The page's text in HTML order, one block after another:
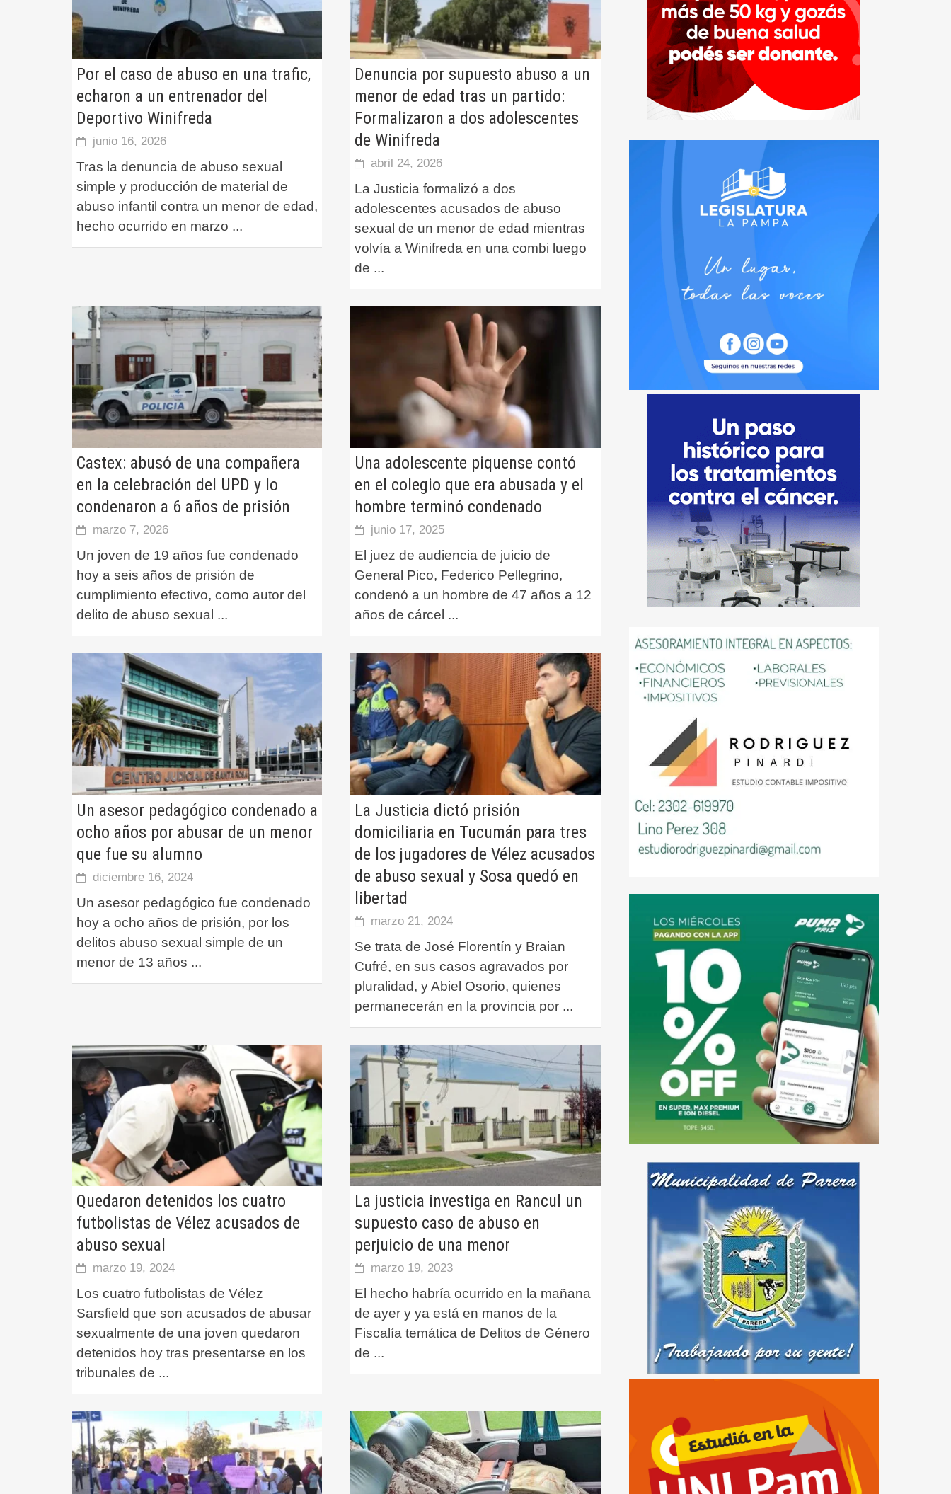
Por el caso de abuso en una trafic,
echaron a un entrenador del
Deportivo Winifreda
junio 16, 2026
Tras la denuncia de abuso sexual
simple y producción de material de
abuso infantil contra un menor de edad,
hecho ocurrido en marzo ...
Denuncia por supuesto abuso a un
menor de edad tras un partido:
Formalizaron a dos adolescentes
de Winifreda
abril 24, 2026
La Justicia formalizó a dos
adolescentes acusados de abuso
sexual de un menor de edad mientras
volvía a Winifreda en una combi luego
de ...
Castex: abusó de una compañera
en la celebración del UPD y lo
condenaron a 6 años de prisión
marzo 7, 2026
Un joven de 19 años fue condenado
hoy a seis años de prisión de
cumplimiento efectivo, como autor del
delito de abuso sexual ...
Una adolescente piquense contó
en el colegio que era abusada y el
hombre terminó condenado
junio 17, 2025
El juez de audiencia de juicio de
General Pico, Federico Pellegrino,
condenó a un hombre de 47 años a 12
años de cárcel ...
Un asesor pedagógico condenado a
ocho años por abusar de un menor
que fue su alumno
diciembre 16, 2024
Un asesor pedagógico fue condenado
hoy a ocho años de prisión, por los
delitos abuso sexual simple de un
menor de 13 años ...
La Justicia dictó prisión
domiciliaria en Tucumán para tres
de los jugadores de Vélez acusados
de abuso sexual y Sosa quedó en
libertad
marzo 21, 2024
Se trata de José Florentín y Braian
Cufré, en sus casos agravados por
pluralidad, y Abiel Osorio, quienes
permanecerán en la provincia por ...
Quedaron detenidos los cuatro
futbolistas de Vélez acusados de
abuso sexual
marzo 19, 2024
Los cuatro futbolistas de Vélez
Sarsfield que son acusados de abusar
sexualmente de una joven quedaron
detenidos hoy tras presentarse en los
tribunales de ...
La justicia investiga en Rancul un
supuesto caso de abuso en
perjuicio de una menor
marzo 19, 2023
El hecho habría ocurrido en la mañana
de ayer y ya está en manos de la
Fiscalía temática de Delitos de Género
de ...